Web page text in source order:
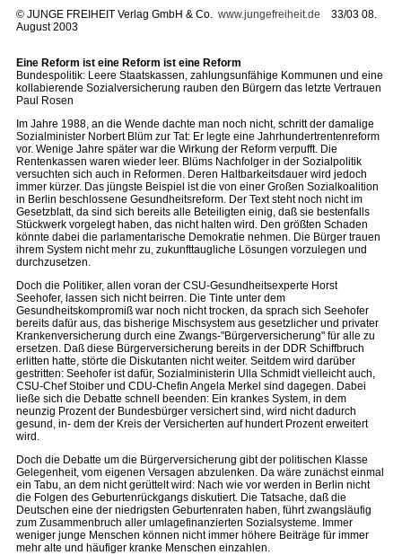
© JUNGE FREIHEIT Verlag GmbH & Co. www.jungefreiheit.de 33/03 08.
August 2003
Eine Reform ist eine Reform ist eine Reform
Bundespolitik: Leere Staatskassen, zahlungsunfähige Kommunen und eine
kollabierende Sozialversicherung rauben den Bürgern das letzte Vertrauen
Paul Rosen
Im Jahre 1988, an die Wende dachte man noch nicht, schritt der damalige
Sozialminister Norbert Blüm zur Tat: Er legte eine Jahrhundertrentenreform
vor. Wenige Jahre später war die Wirkung der Reform verpufft. Die
Rentenkassen waren wieder leer. Blüms Nachfolger in der Sozialpolitik
versuchten sich auch in Reformen. Deren Haltbarkeitsdauer wird jedoch
immer kürzer. Das jüngste Beispiel ist die von einer Großen Sozialkoalition
in Berlin beschlossene Gesundheitsreform. Der Text steht noch nicht im
Gesetzblatt, da sind sich bereits alle Beteiligten einig, daß sie bestenfalls
Stückwerk vorgelegt haben, das nicht halten wird. Den größten Schaden
könnte dabei die parlamentarische Demokratie nehmen. Die Bürger trauen
ihrem System nicht mehr zu, zukunfttaugliche Lösungen vorzulegen und
durchzusetzen.
Doch die Politiker, allen voran der CSU-Gesundheitsexperte Horst
Seehofer, lassen sich nicht beirren. Die Tinte unter dem
Gesundheitskompromiß war noch nicht trocken, da sprach sich Seehofer
bereits dafür aus, das bisherige Mischsystem aus gesetzlicher und privater
Krankenversicherung durch eine Zwangs-"Bürgerversicherung" für alle zu
ersetzen. Daß diese Bürgerversicherung bereits in der DDR Schiffbruch
erlitten hatte, störte die Diskutanten nicht weiter. Seitdem wird darüber
gestritten: Seehofer ist dafür, Sozialministerin Ulla Schmidt vielleicht auch,
CSU-Chef Stoiber und CDU-Chefin Angela Merkel sind dagegen. Dabei
ließe sich die Debatte schnell beenden: Ein krankes System, in dem
neunzig Prozent der Bundesbürger versichert sind, wird nicht dadurch
gesund, in- dem der Kreis der Versicherten auf hundert Prozent erweitert
wird.
Doch die Debatte um die Bürgerversicherung gibt der politischen Klasse
Gelegenheit, vom eigenen Versagen abzulenken. Da wäre zunächst einmal
ein Tabu, an dem nicht gerüttelt wird: Nach wie vor werden in Berlin nicht
die Folgen des Geburtenrückgangs diskutiert. Die Tatsache, daß die
Deutschen eine der niedrigsten Geburtenraten haben, führt zwangsläufig
zum Zusammenbruch aller umlagefinanzierten Sozialsysteme. Immer
weniger junge Menschen können nicht immer höhere Beiträge für immer
mehr alte und häufiger kranke Menschen einzahlen.